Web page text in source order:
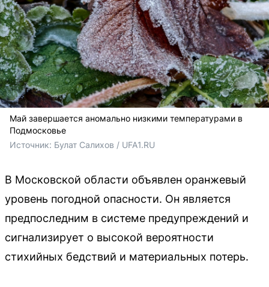
Май завершается аномально низкими температурами в
Подмосковье
Источник: Булат Салихов / UFA1.RU
В Московской области объявлен оранжевый
уровень погодной опасности. Он является
предпоследним в системе предупреждений и
сигнализирует о высокой вероятности
стихийных бедствий и материальных потерь.